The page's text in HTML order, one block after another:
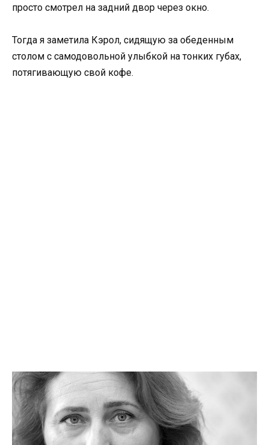
просто смотрел на задний двор через окно.
Тогда я заметила Кэрол, сидящую за обеденным
столом с самодовольной улыбкой на тонких губах,
потягивающую свой кофе.